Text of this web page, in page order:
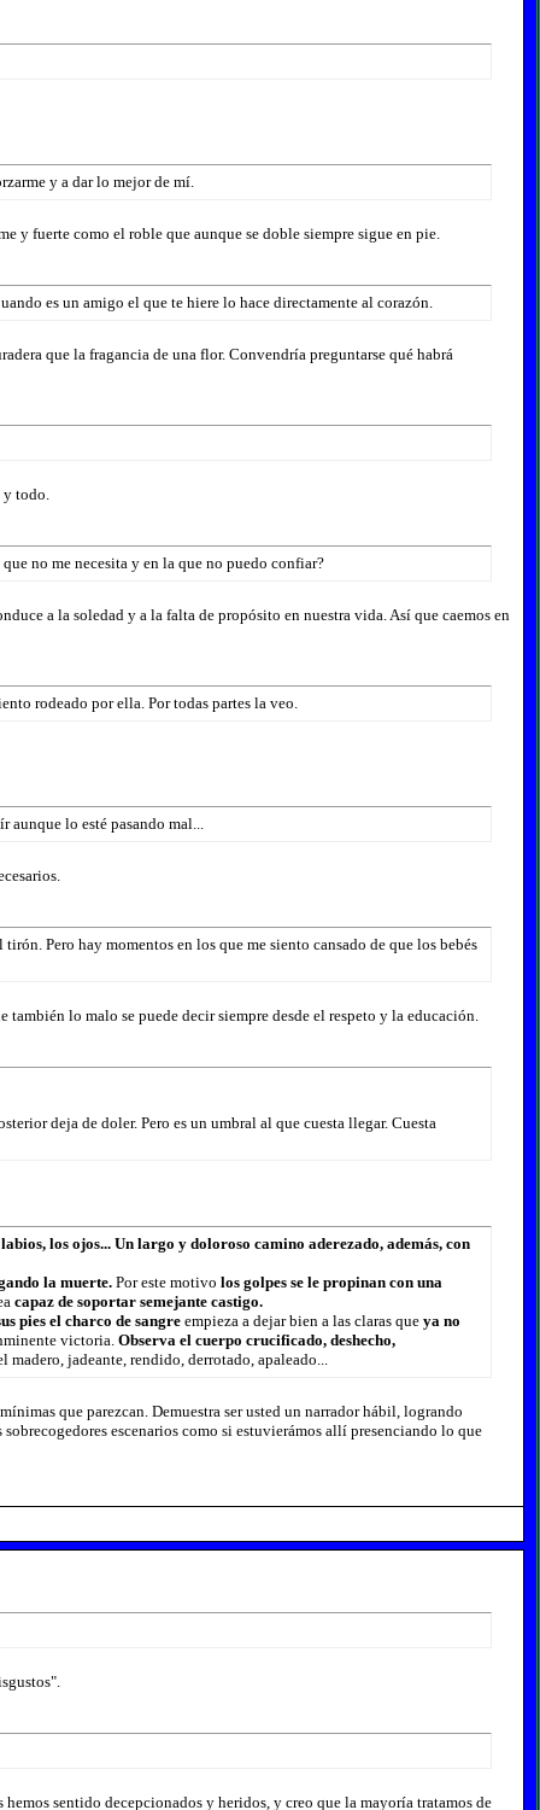
y a dar lo mejor de mí.
y fuerte como el roble que aunque se doble siempre sigue en pie.
es un amigo el que te hiere lo hace directamente al corazón.
que la fragancia de una flor. Convendría preguntarse qué habrá
y todo.
no me necesita y en la que no puedo confiar?
a la soledad y a la falta de propósito en nuestra vida. Así que caemos en
rodeado por ella. Por todas partes la veo.
aunque lo esté pasando mal...
Pero hay momentos en los que me siento cansado de que los bebés
lo malo se puede decir siempre desde el respeto y la educación.
deja de doler. Pero es un umbral al que cuesta llegar. Cuesta
los ojos... Un largo y doloroso camino aderezado, además, con
la muerte. Por este motivo los golpes se le propinan con una
capaz de soportar semejante castigo.
pies el charco de sangre empieza a dejar bien a las claras que ya no
victoria. Observa el cuerpo crucificado, deshecho,
jadeante, rendido, derrotado, apaleado...
que parezcan. Demuestra ser usted un narrador hábil, logrando
escenarios como si estuvierámos allí presenciando lo que
sentido decepcionados y heridos, y creo que la mayoría tratamos de